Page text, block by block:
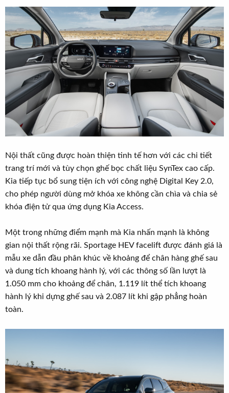
Nội thất cũng được hoàn thiện tinh tế hơn với các chi tiết
trang trí mới và tùy chọn ghế bọc chất liệu SynTex cao cấp.
Kia tiếp tục bổ sung tiện ích với công nghệ Digital Key 2.0,
cho phép người dùng mở khóa xe không cần chìa và chia sẻ
khóa điện tử qua ứng dụng Kia Access.
Một trong những điểm mạnh mà Kia nhấn mạnh là không
gian nội thất rộng rãi. Sportage HEV facelift được đánh giá là
mẫu xe dẫn đầu phân khúc về khoảng để chân hàng ghế sau
và dung tích khoang hành lý, với các thông số lần lượt là
1.050 mm cho khoảng để chân, 1.119 lít thể tích khoang
hành lý khi dựng ghế sau và 2.087 lít khi gập phẳng hoàn
toàn.